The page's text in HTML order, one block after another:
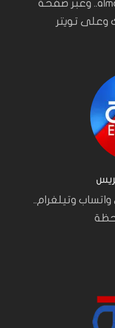
almasalahsources@gmail.com.. وعبر صفحة
وعلى تويتر
وتيلغرام..